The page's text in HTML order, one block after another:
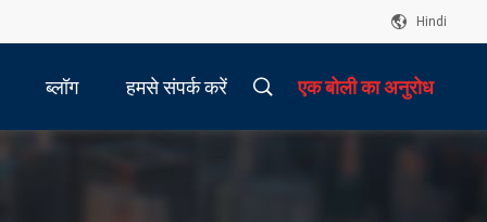
Hindi
ब्लॉग हमसे संपर्क करें एक बोली का अनुरोध